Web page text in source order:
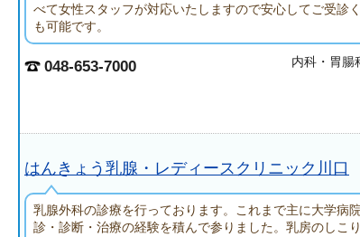
べて女性スタッフが対応いたしますので安心してご受診
も可能です。
048-653-7000 内科・胃腸
はんきょう乳腺・レディースクリニック川口
乳腺外科の診療を行っております。これまで主に大学病
診・診断・治療の経験を積んで参りました。乳房のしこ